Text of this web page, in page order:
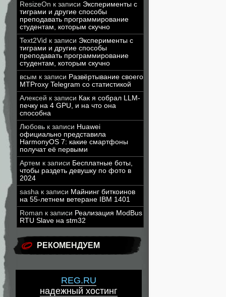
ResizeOn к записи Эксперименты с
тиграми и другие способы
преподавать программирование
студентам, которым скучно
Text2Vid к записи Эксперименты с
тиграми и другие способы
преподавать программирование
студентам, которым скучно
всым к записи Развёртывание своего
MTProxy Telegram со статистикой
Алексей к записи Как я собрал LLM-
печку на 4 GPU, и на что она
способна
Любовь к записи Huawei
официально представила
HarmonyOS 7: какие смартфоны
получат её первыми
Артем к записи Бесплатные боты,
чтобы раздеть девушку по фото в
2024
sasha к записи Майнинг биткоинов
на 55-летнем ветеране IBM 1401
Roman к записи Реализация ModBus
RTU Slave на stm32
РЕКОМЕНДУЕМ
REG.RU
надежный хостинг